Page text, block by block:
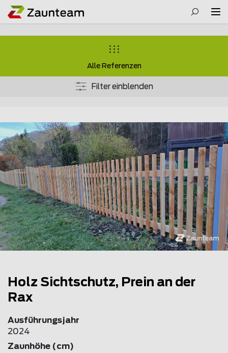
Alle Referenzen
Filter einblenden
Holz Sichtschutz, Prein an der
Rax
Ausführungsjahr
2024
Zaunhöhe (cm)